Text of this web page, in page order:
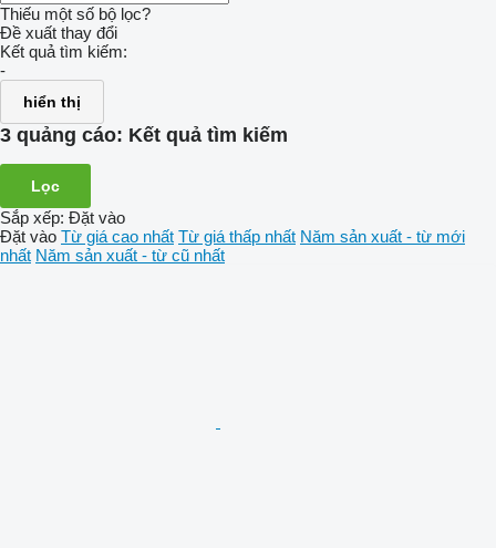
Thiếu một số bộ lọc?
Đề xuất thay đổi
Kết quả tìm kiếm:
-
hiển thị
3 quảng cáo: Kết quả tìm kiếm
Lọc
Sắp xếp: Đặt vào
Đặt vào Từ giá cao nhất Từ giá thấp nhất Năm sản xuất - từ mới
nhất Năm sản xuất - từ cũ nhất